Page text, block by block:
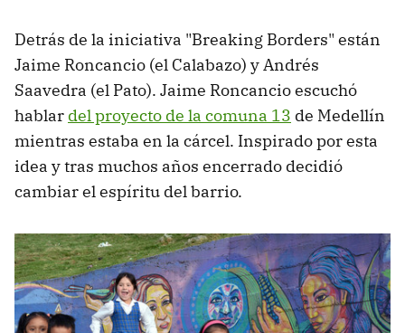
Detrás de la iniciativa "Breaking Borders" están
Jaime Roncancio (el Calabazo) y Andrés
Saavedra (el Pato). Jaime Roncancio escuchó
hablar del proyecto de la comuna 13 de Medellín
mientras estaba en la cárcel. Inspirado por esta
idea y tras muchos años encerrado decidió
cambiar el espíritu del barrio.